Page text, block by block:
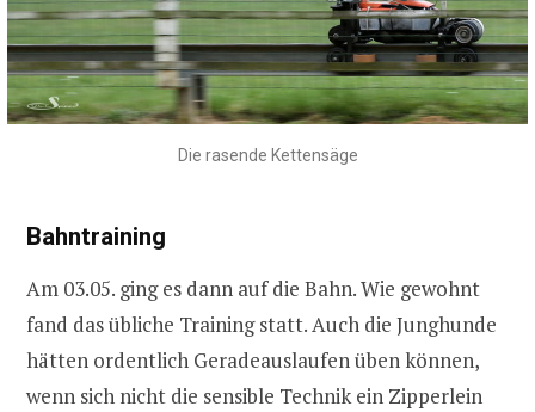
Die rasende Kettensäge
Bahntraining
Am 03.05. ging es dann auf die Bahn. Wie gewohnt
fand das übliche Training statt. Auch die Junghunde
hätten ordentlich Geradeauslaufen üben können,
wenn sich nicht die sensible Technik ein Zipperlein